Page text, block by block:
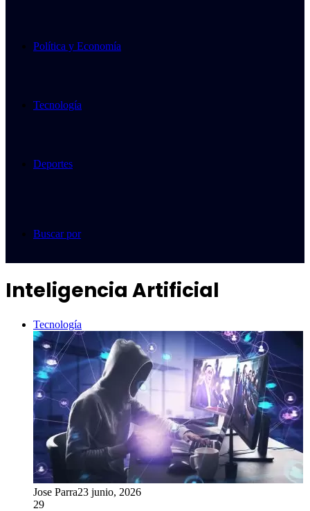
Política y Economía
Tecnología
Deportes
Buscar por
Inteligencia Artificial
Tecnología
Jose Parra23 junio, 2026
29